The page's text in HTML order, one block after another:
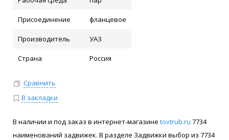
Присоединение фланцевое
Производитель УАЗ
Страна Россия
Сравнить
В закладки
В наличии и под заказ в интернет-магазине tovtrub.ru 7734
наименований задвижек. В разделе Задвижки выбор из 7734